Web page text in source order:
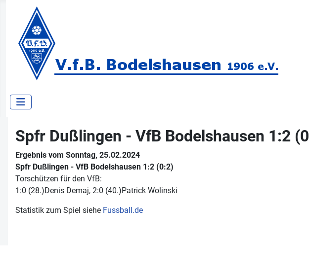
Spfr Dußlingen - VfB Bodelshausen 1:2
Ergebnis vom Sonntag, 25.02.2024
Spfr Dußlingen - VfB Bodelshausen 1:2 (0:2)
Torschützen für den VfB:
1:0 (28.)Denis Demaj, 2:0 (40.)Patrick Wolinski
Statistik zum Spiel siehe Fussball.de